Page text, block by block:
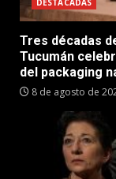
DESTACADAS
Tres décadas
Tucumán
del packaging
8 de agosto de